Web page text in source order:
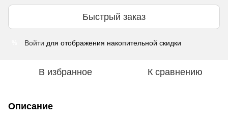
Быстрый заказ
Войти для отображения накопительной скидки
В избранное К сравнению
Описание